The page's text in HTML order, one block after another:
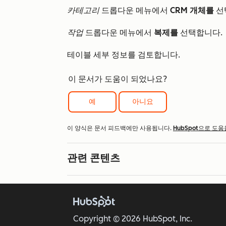
카테고리드롭다운 메뉴에서 CRM 개체를 선
작업드롭다운 메뉴에서 복제를 선택합니다.
테이블 세부 정보를 검토합니다.
이 문서가 도움이 되었나요?
예 아니요
이 양식은 문서 피드백에만 사용됩니다. HubSpot으로 도움
관련 콘텐츠
Copyright © 2026 HubSpot, Inc.